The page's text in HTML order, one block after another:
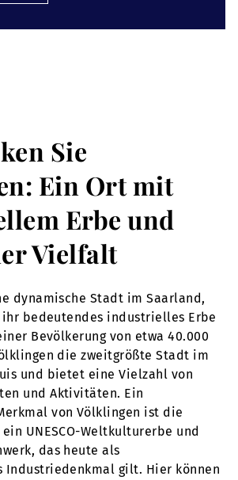
Sie
Ein Ort mit
Erbe und
Vielfalt
dynamische Stadt im Saarland,
bedeutendes industrielles Erbe
Bevölkerung von etwa 40.000
die zweitgrößte Stadt im
und bietet eine Vielzahl von
und Aktivitäten. Ein
von Völklingen ist die
UNESCO-Weltkulturerbe und
das heute als
Industriedenkmal gilt. Hier können